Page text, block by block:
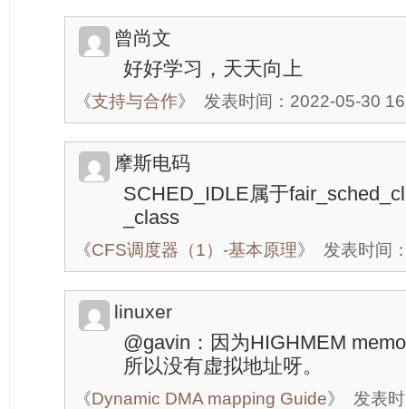
曾尚文
好好学习，天天向上
《支持与合作》 发表时间：2022-05-30
摩斯电码
SCHED_IDLE属于
_class
《CFS调度器（1）-基本原理》 发表时间
linuxer
@gavin：因为HIGHMEM
所以没有虚拟地址呀。
《Dynamic DMA mapping Guide》 发表